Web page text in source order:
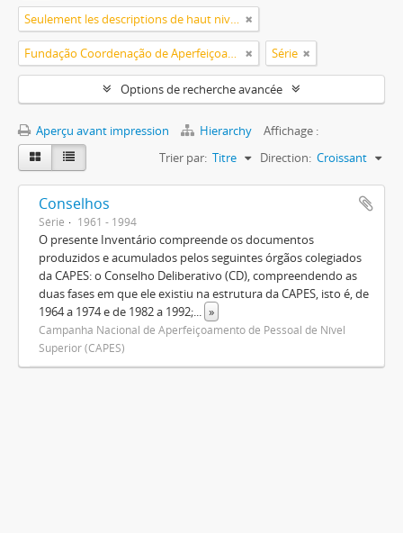
Seulement les descriptions de haut niveau
Fundação Coordenação de Aperfeiçoamento de Pessoal de Nível Superior (CAPES) Série
Options de recherche avancée
Aperçu avant impression Hierarchy
Affichage :
Trier par: Titre Direction: Croissant
Conselhos
Série 1961 - 1994
O presente Inventário compreende os documentos
produzidos e acumulados pelos seguintes órgãos colegiados
da CAPES: o Conselho Deliberativo (CD), compreendendo as
duas fases em que ele existiu na estrutura da CAPES, isto é, de
1964 a 1974 e de 1982 a 1992;... »
Campanha Nacional de Aperfeiçoamento de Pessoal de Nível
Superior (CAPES)